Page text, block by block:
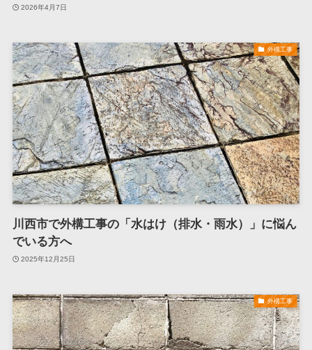
2026年4月7日
外構工事
川西市で外構工事の「水はけ（排水・雨水）」に悩ん
でいる方へ
2025年12月25日
外構工事